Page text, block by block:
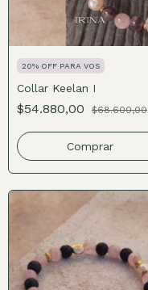
20% OFF PARA VOS
Collar Keelan I
$54.880,00 $68.600,00
Comprar